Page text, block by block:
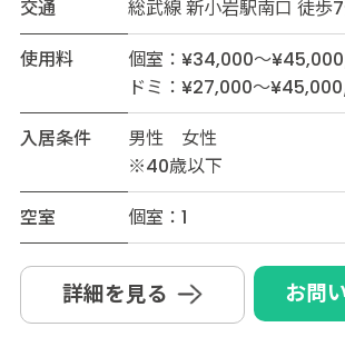
交通
総武線 新小岩駅南口 徒歩
使用料
個室：¥34,000～
ドミ：¥27,000～
入居条件
男性 女性
※40歳以下
空室
個室：1
詳細を見る お問